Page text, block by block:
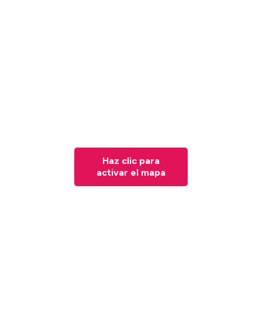
Haz clic para
activar el mapa